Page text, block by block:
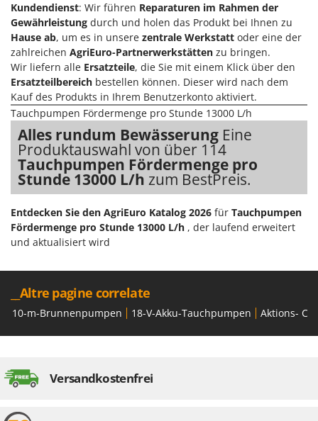
Kartoffellegemaschine für Traktoren
Kartoffelroder für Traktoren
Kehrmaschinen
Kettensägen
Kippbare Heckschaufeln für Traktoren
Klimaanlagen – Klimageräte
Knetmaschinen
Knochensägen
Kompressoren - elektrisch
Kompressoren für Ernte und Baumschnitt
Kreiseleggen
Küchenreiben - elektrisch
L
Laderampe aus Aluminium
Laubsauger - Laubbläser
Luftkühler
Diavola Pro
Diesse
Docma
Dominion
Dreame
E
Echo
EcoFlow
Edilmark
Einhell
Elegen
Enotecnica Pillan
Eschenfelder
F
FAC
Kundendienst: Wir führen Reparaturen im Rahmen der
Gewährleistung durch und holen das Produkt bei Ihnen zu
Hause ab, um es in unsere zentrale Werkstatt oder eine der
zahlreichen AgriEuro-Partnerwerkstätten zu bringen.
Wir liefern alle Ersatzteile, die Sie mit einem Klick über den
Ersatzteilbereich bestellen können. Dieser wird nach dem
Kauf des Produkts in Ihrem Benutzerkonto aktiviert.
Tauchpumpen Fördermenge pro Stunde 13000 L/h
Alles rundum Bewässerung Eine
Produktauswahl von über 114
Tauchpumpen Fördermenge pro
Stunde 13000 L/h zum BestPreis.
Entdecken Sie den AgriEuro Katalog 2026 für Tauchpumpen
Fördermenge pro Stunde 13000 L/h , der laufend erweitert
und aktualisiert wird
__Altre pagine correlate
10-m-Brunnenpumpen 18-V-Akku-Tauchpumpen Aktions-
Versandkostenfrei